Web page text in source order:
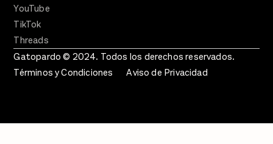
YouTube
TikTok
Threads
Gatopardo © 2024. Todos los derechos reservados.
Términos y Condiciones
Aviso de Privacidad